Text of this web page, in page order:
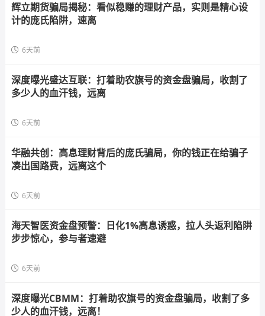
辉立期货骗局揭秘：看似稳赚的理财产品，实则是精心设
计的庞氏陷阱，速离
6天前
深度曝光盛达互联：打着助农旗号的资金盘骗局，收割了
多少人的血汗钱，远离
6天前
华融共创：高息理财背后的庞氏骗局，你的钱正在给骗子
凑出国路费，远离这个
6天前
海天智医资金盘预警：日化1%高息诱惑，拉人头返利陷阱
步步惊心，参与者速避
6天前
深度曝光CBMM：打着助农旗号的资金盘骗局，收割了多
少人的血汗钱，远离！